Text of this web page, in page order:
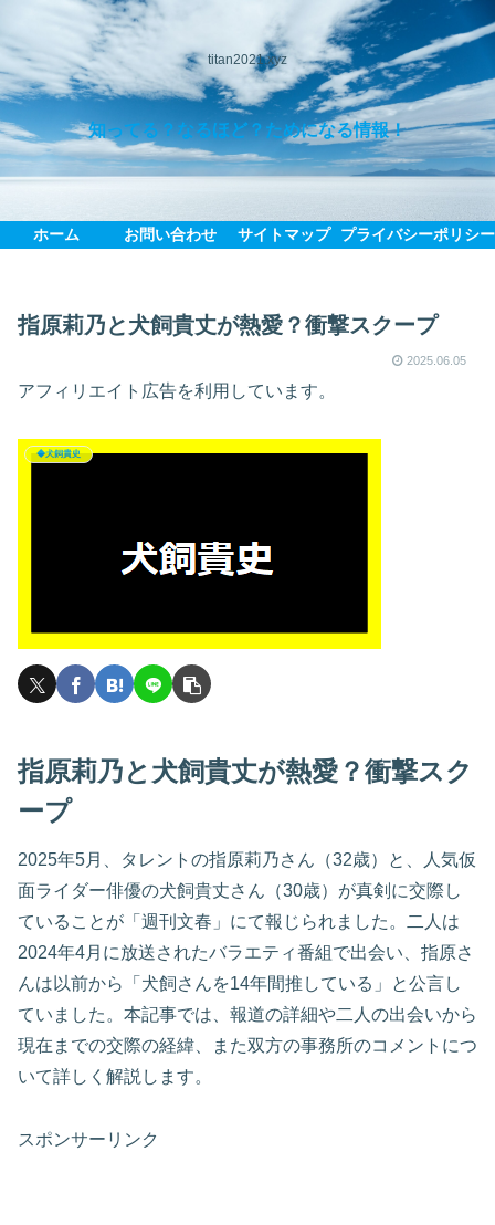
titan2021.xyz
知ってる？なるほど？ためになる情報！
ホーム お問い合わせ サイトマップ プライバシーポリシー
指原莉乃と犬飼貴丈が熱愛？衝撃スクープ
2025.06.05
アフィリエイト広告を利用しています。
◆犬飼貴史
指原莉乃と犬飼貴丈が熱愛？衝撃スク
ープ
2025年5月、タレントの指原莉乃さん（32歳）と、人気仮
面ライダー俳優の犬飼貴丈さん（30歳）が真剣に交際し
ていることが「週刊文春」にて報じられました。二人は
2024年4月に放送されたバラエティ番組で出会い、指原さ
んは以前から「犬飼さんを14年間推している」と公言し
ていました。本記事では、報道の詳細や二人の出会いから
現在までの交際の経緯、また双方の事務所のコメントにつ
いて詳しく解説します。
スポンサーリンク